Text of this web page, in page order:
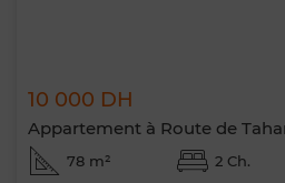
10 000 DH
Appartement à Route de
78 m² 2 Ch.